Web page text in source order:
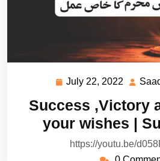
July 22, 2022
July
2022
Success ,Victory
your wishes |
https://youtu.be/